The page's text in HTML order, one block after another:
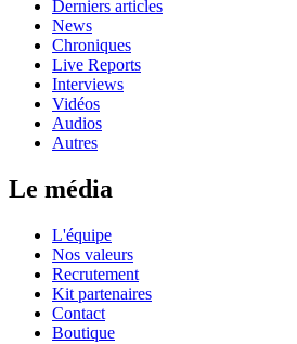
Derniers articles
News
Chroniques
Live Reports
Interviews
Vidéos
Audios
Autres
Le média
L'équipe
Nos valeurs
Recrutement
Kit partenaires
Contact
Boutique